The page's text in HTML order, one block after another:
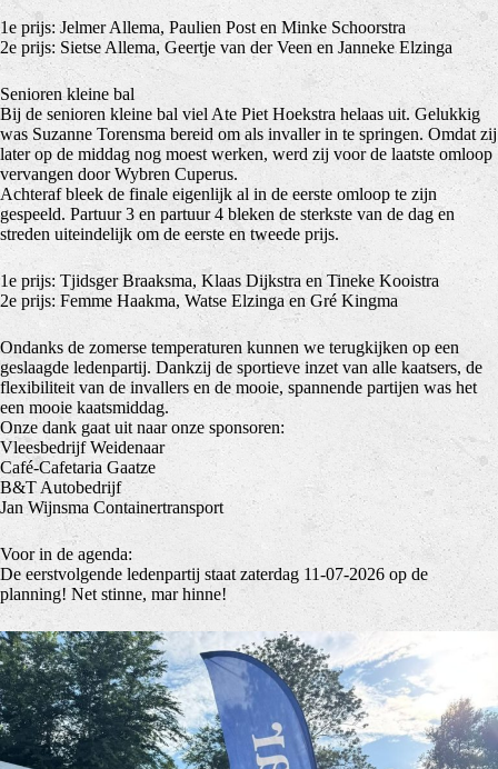
1e prijs: Jelmer Allema, Paulien Post en Minke Schoorstra
2e prijs: Sietse Allema, Geertje van der Veen en Janneke Elzinga
Senioren kleine bal
Bij de senioren kleine bal viel Ate Piet Hoekstra helaas uit. Gelukkig
was Suzanne Torensma bereid om als invaller in te springen. Omdat zij
later op de middag nog moest werken, werd zij voor de laatste omloop
vervangen door Wybren Cuperus.
Achteraf bleek de finale eigenlijk al in de eerste omloop te zijn
gespeeld. Partuur 3 en partuur 4 bleken de sterkste van de dag en
streden uiteindelijk om de eerste en tweede prijs.
1e prijs: Tjidsger Braaksma, Klaas Dijkstra en Tineke Kooistra
2e prijs: Femme Haakma, Watse Elzinga en Gré Kingma
Ondanks de zomerse temperaturen kunnen we terugkijken op een
geslaagde ledenpartij. Dankzij de sportieve inzet van alle kaatsers, de
flexibiliteit van de invallers en de mooie, spannende partijen was het
een mooie kaatsmiddag.
Onze dank gaat uit naar onze sponsoren:
Vleesbedrijf Weidenaar
Café-Cafetaria Gaatze
B&T Autobedrijf
Jan Wijnsma Containertransport
Voor in de agenda:
De eerstvolgende ledenpartij staat zaterdag 11-07-2026 op de
planning! Net stinne, mar hinne!